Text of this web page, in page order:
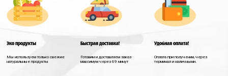
Эко продукты
Мы используем только свежие
натуральные продукты
Быстрая доставка!
Готовим и доставляем заказ
максимум через 69 минут
Удобная оплата!
Оплата при получении, через
терминал и наличными.